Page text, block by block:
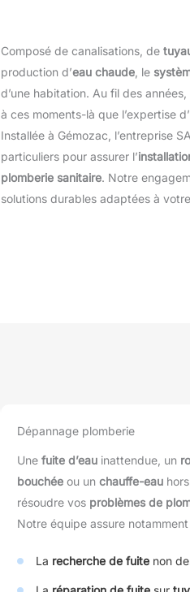
Composé de canalisations, de
production d’eau chaude , le
d’une habitation. Au fil des
à ces moments-là que l’expertise
Installée à Gémozac, l’entreprise
particuliers pour assurer l’
plomberie sanitaire. Notre
solutions durables adaptées à
Dépannage plomberie
Une fuite d’eau inattendue, un
bouchée ou un chauffe-eau
résoudre vos problèmes de
Notre équipe assure notamment
La recherche de fuite non